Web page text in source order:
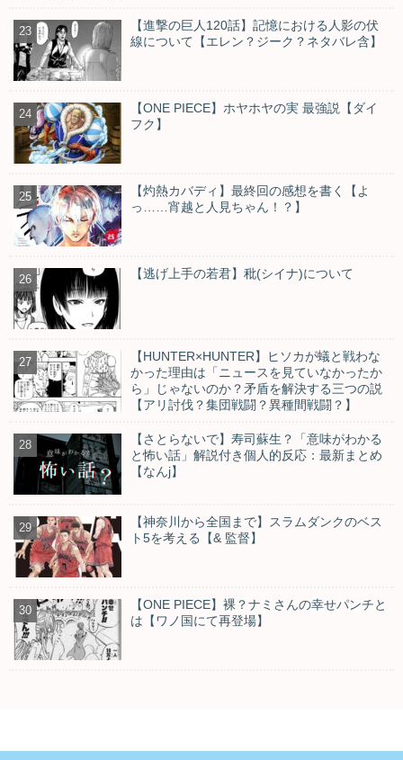
【進撃の巨人120話】記憶における人影の伏
線について【エレン？ジーク？ネタバレ含】
【ONE PIECE】ホヤホヤの実 最強説【ダイ
フク】
【灼熱カバディ】最終回の感想を書く【よ
っ……宵越と人見ちゃん！？】
【逃げ上手の若君】秕(シイナ)について
【HUNTER×HUNTER】ヒソカが蟻と戦わな
かった理由は「ニュースを見ていなかったか
ら」じゃないのか？矛盾を解決する三つの説
【アリ討伐？集団戦闘？異種間戦闘？】
【さとらないで】寿司蘇生？「意味がわかる
と怖い話」解説付き個人的反応：最新まとめ
【なんj】
【神奈川から全国まで】スラムダンクのベス
ト5を考える【& 監督】
【ONE PIECE】裸？ナミさんの幸せパンチと
は【ワノ国にて再登場】